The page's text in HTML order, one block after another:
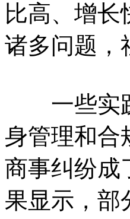
比高、增
诸多问题，
一些实践
身管理和合
商事纠纷成
果显示，部